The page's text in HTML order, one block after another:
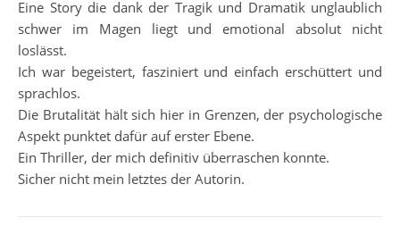
Eine Story die dank der Tragik und Dramatik unglaublich
schwer im Magen liegt und emotional absolut nicht
loslässt.
Ich war begeistert, fasziniert und einfach erschüttert und
sprachlos.
Die Brutalität hält sich hier in Grenzen, der psychologische
Aspekt punktet dafür auf erster Ebene.
Ein Thriller, der mich definitiv überraschen konnte.
Sicher nicht mein letztes der Autorin.